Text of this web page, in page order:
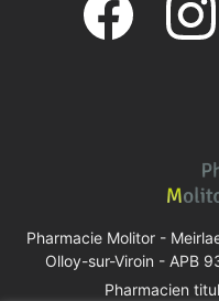
Pharmacie Molitor -
Olloy-sur-Viroin - APB
Pharmacien